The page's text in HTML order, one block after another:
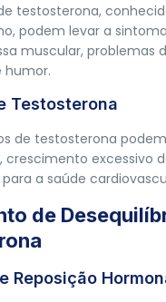
testosterona,
podem levar a
muscular, problemas
humor.
Testosterona
de testosterona
excessivo
a saúde
de
Reposição